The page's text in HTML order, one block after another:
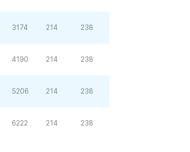
3174 214 238
4190 214 238
5206 214 238
6222 214 238